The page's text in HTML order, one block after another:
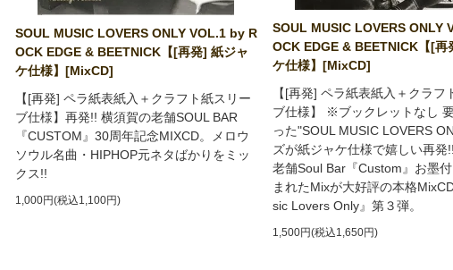
SOUL MUSIC LOVERS ONLY VOL.1 by R
OCK EDGE & BEETNICK【[再発] 紙ジャ
ケ仕様】[MixCD]
【[再発] ペラ紙表紙入＋クラフト紙スリー
ブ仕様】再発!! 横須賀の老舗SOUL BAR
『CUSTOM』30周年記念MIXCD。メロウ
ソウル名曲・HIPHOP元ネタばかりをミッ
クス!!
1,000円(税込1,100円)
SOUL MUSIC LOVERS ONLY
OCK EDGE & BEETNICK【[再
ケ仕様】[MixCD]
【[再発] ペラ紙表紙入＋クラフ
ブ仕様】 ※ブックレットなし
った"SOUL MUSIC LOVERS
ズが紙ジャケ仕様で嬉しい再発
老舗Soul Bar『Custom』お墨
まれたMixが大好評の本格
sic Lovers Only』第３弾。
1,500円(税込1,650円)